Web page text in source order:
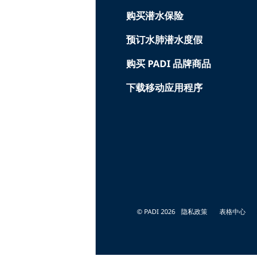
购买潜水保险
预订水肺潜水度假
购买 PADI 品牌商品
下载移动应用程序
© PADI 2026 隐私政策 表格中心